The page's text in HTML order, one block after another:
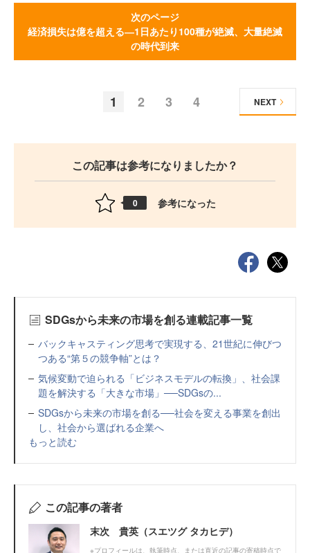
次のページ
経済損失は億を超える―1日あたり100種が絶滅、大量絶滅
の時代到来
1 2 3 4 NEXT
この記事は参考になりましたか？
0 参考になった
SDGsから未来の市場を創る連載記事一覧
バックキャスティング思考で実現する、21世紀に伸びつ
つある“第５の競争軸”とは？
気候変動で迫られる「ビジネスモデルの転換」、社会課
題を解決する「大きな市場」──SDGsの...
SDGsから未来の市場を創る──社会を変える事業を創出
し、社会から選ばれる企業へ
もっと読む
この記事の著者
末次 貴英（スエツグ タカヒデ）
※プロフィールは、執筆時点、または直近の記事の寄稿時点で